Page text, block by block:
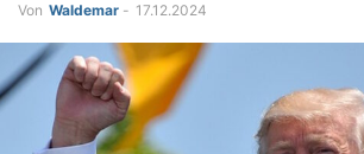
Von Waldemar - 17.12.2024